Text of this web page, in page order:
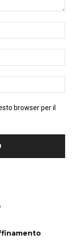
browser per il